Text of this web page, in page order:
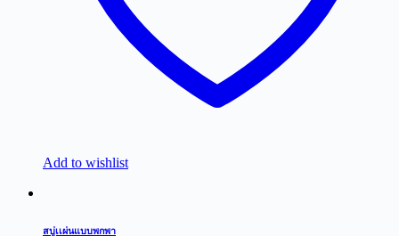
Add to wishlist
สบู่เเผ่นแบบพกพา